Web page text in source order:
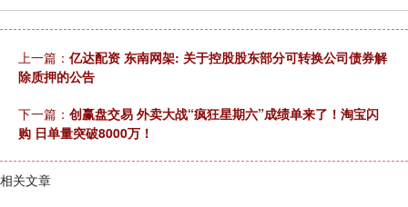
上一篇： 亿达配资 东南网架: 关于控股股东部分可转换公司债券解
除质押的公告
下一篇： 创赢盘交易 外卖大战“疯狂星期六”成绩单来了！淘宝闪
购 日单量突破8000万！
相关文章